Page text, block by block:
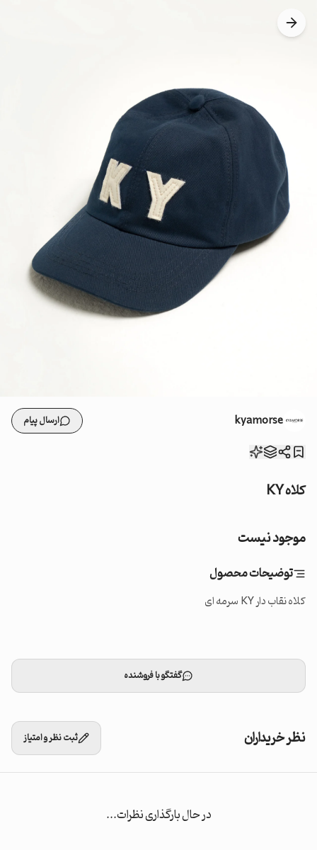
kyamorse ارسال پیام
کلاه KY
موجود نیست
توضیحات محصول
کلاه نقاب دار KY سرمه ای
گفتگو با فروشنده
نظر خریداران ثبت نظر و امتیاز
در حال بارگذاری نظرات...